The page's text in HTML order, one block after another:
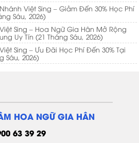
Việt Sing – Giảm Đến 30% Học Phí
Sáu, 2026)
Sing – Hoa Ngữ Gia Hân Mở Rộng
Uy Tín(21 Tháng Sáu, 2026)
Sing – Ưu Đãi Học Phí Đến 30% Tại
Sáu, 2026)
HOA NGỮ GIA HÂN
63 39 29